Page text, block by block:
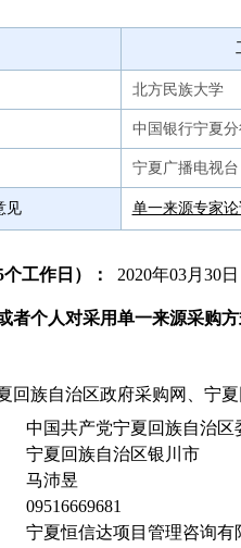
北方民族大学
中国银行宁夏分
宁夏广播电视台
见 单一来源专家
工作日）： 2020年03月30
者个人对采用单一来源采购
回族自治区政府采购网、宁
中国共产党宁夏回族自治
宁夏回族自治区银川市
马沛昱
09516669681
宁夏恒信达项目管理咨询有